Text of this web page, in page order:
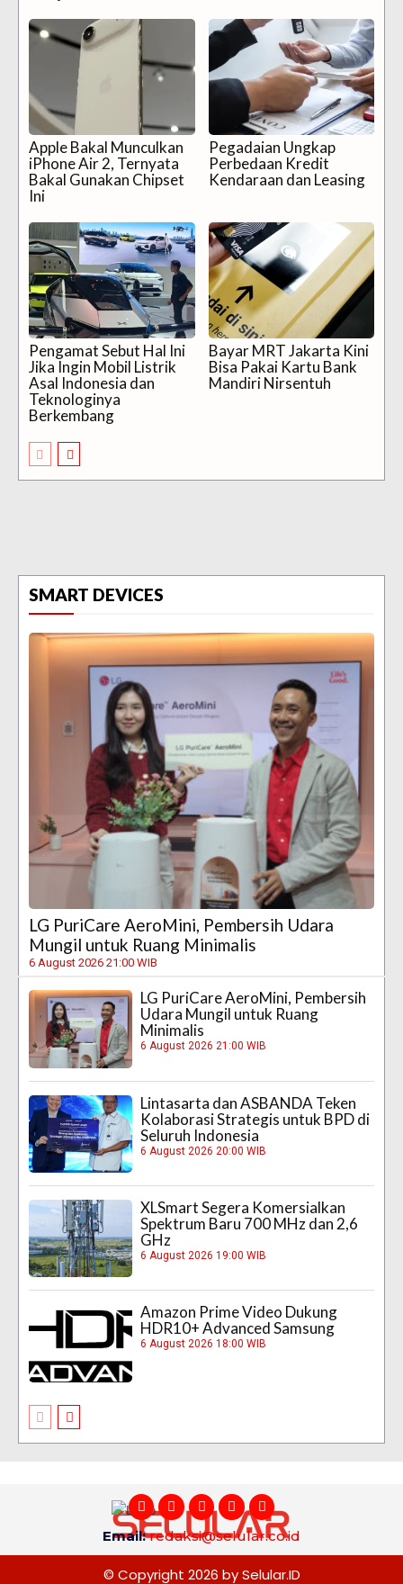
Apple Bakal Munculkan
iPhone Air 2, Ternyata
Bakal Gunakan Chipset
Ini
Pegadaian Ungkap
Perbedaan Kredit
Kendaraan dan Leasing
Pengamat Sebut Hal Ini
Jika Ingin Mobil Listrik
Asal Indonesia dan
Teknologinya
Berkembang
Bayar MRT Jakarta Kini
Bisa Pakai Kartu Bank
Mandiri Nirsentuh
SMART DEVICES
LG PuriCare AeroMini, Pembersih Udara
Mungil untuk Ruang Minimalis
6 August 2026 21:00 WIB
LG PuriCare AeroMini, Pembersih
Udara Mungil untuk Ruang
Minimalis
6 August 2026 21:00 WIB
Lintasarta dan ASBANDA Teken
Kolaborasi Strategis untuk BPD di
Seluruh Indonesia
6 August 2026 20:00 WIB
XLSmart Segera Komersialkan
Spektrum Baru 700 MHz dan 2,6
GHz
6 August 2026 19:00 WIB
Amazon Prime Video Dukung
HDR10+ Advanced Samsung
6 August 2026 18:00 WIB
Email:redaksi@selular.co.id
© Copyright 2026 by Selular.ID